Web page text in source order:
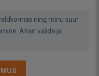
ning minu suur
Aitan valida ja